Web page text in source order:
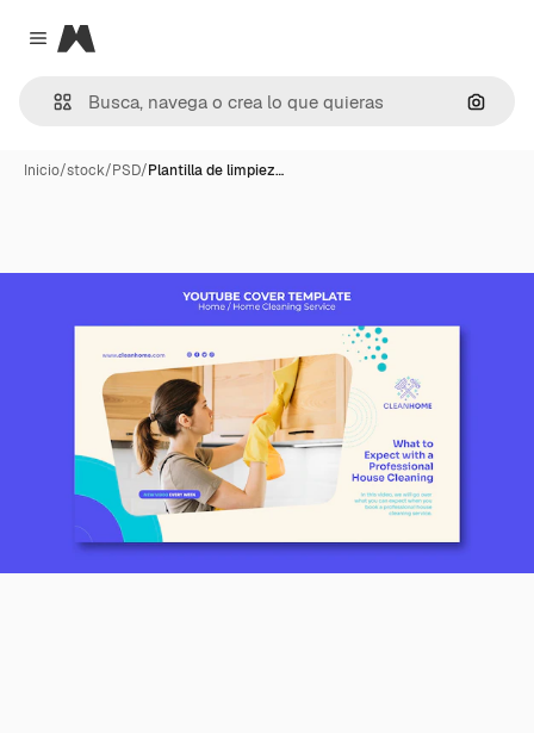
Close menu
Magnific
Inicio/stock/PSD/Plantilla de limpiez…